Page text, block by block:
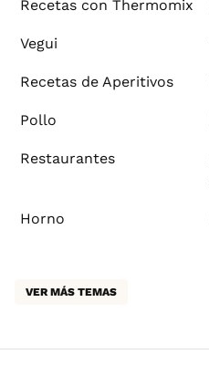
Recetas con Thermomix
Vegui
Recetas de Aperitivos
Pollo
Restaurantes
Horno
VER MÁS TEMAS